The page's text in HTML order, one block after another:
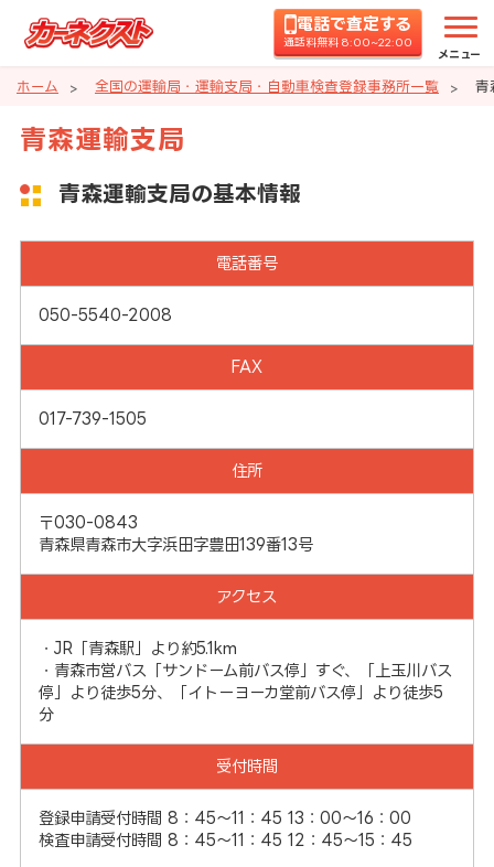
電話で査定する
通話料無料 8:00~22:00
メニュー
ホーム 全国の運輸局・運輸支局・自動車検査登録事務所一覧 青
青森運輸支局
青森運輸支局の基本情報
電話番号
050-5540-2008
FAX
017-739-1505
住所
〒030-0843
青森県青森市大字浜田字豊田139番13号
アクセス
・JR「青森駅」より約5.1km
・青森市営バス「サンドーム前バス停」すぐ、「上玉川バス
停」より徒歩5分、「イトーヨーカ堂前バス停」より徒歩5
分
受付時間
登録申請受付時間 8：45～11：45 13：00～16：00
検査申請受付時間 8：45～11：45 12：45～15：45